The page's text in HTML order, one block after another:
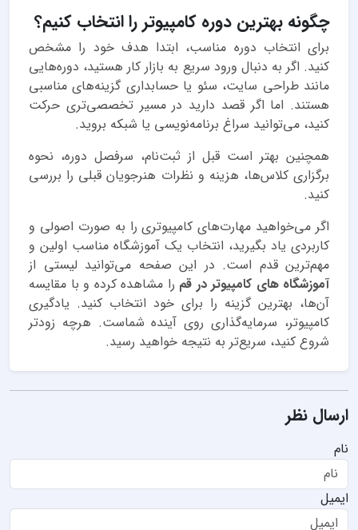
چگونه بهترین دوره کامپیوتر را انتخاب کنیم؟
برای انتخاب دوره مناسب، ابتدا هدف خود را مشخص
کنید. اگر به دنبال ورود سریع به بازار کار هستید، دوره‌هایی
مانند طراحی سایت، سئو یا حسابداری گزینه‌های مناسبی
هستند. اما اگر قصد دارید در مسیر تخصصی‌تری حرکت
کنید، می‌توانید سراغ برنامه‌نویسی یا شبکه بروید.
همچنین بهتر است قبل از ثبت‌نام، سرفصل دوره، نحوه
برگزاری کلاس‌ها، هزینه و نظرات هنرجویان قبلی را بررسی
کنید.
اگر می‌خواهید مهارت‌های کامپیوتری را به صورت اصولی و
کاربردی یاد بگیرید، انتخاب یک آموزشگاه مناسب اولین و
مهم‌ترین قدم است. در این صفحه می‌توانید لیستی از
آموزشگاه های کامپیوتر در قم را مشاهده کرده و با مقایسه
آن‌ها، بهترین گزینه را برای خود انتخاب کنید. یادگیری
کامپیوتر، سرمایه‌گذاری روی آینده شماست. هرچه زودتر
شروع کنید، سریع‌تر به نتیجه خواهید رسید.
ارسال نظر
نام
ایمیل